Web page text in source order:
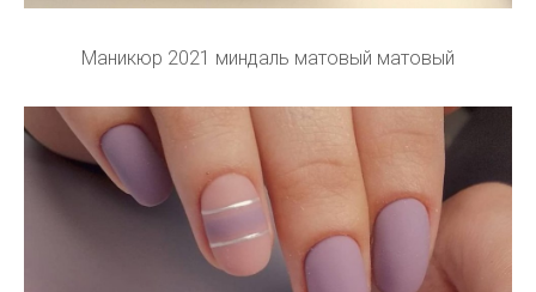
Маникюр 2021 миндаль матовый матовый